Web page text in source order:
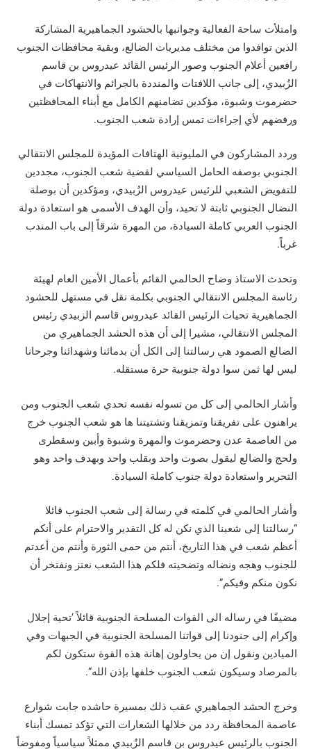
وامتلأت ساحة الفعالية وجوانبها بالحشود الجماهيرية المشاركة
الذين توافدوا من مختلف مديريات الضالع، وبقية محافظات الجنوب
رافعين أعلام الجنوب وصور الرئيس القائد عيدروس بن قاسم
الزُبيدي، إلى جانب اللافتات والمنددة بالجرائم والانتهاكات في
حضرموت وشبوة، مؤكدين تضامنهم الكامل مع أبناء المحافظتين
ورفضهم لأي إجراءات تمس إرادة شعب الجنوب.
وردد المشاركون في المليونية الهتافات المؤيدة للمجلس الانتقالي
الجنوبي بوصفه الحامل السياسي لقضية شعب الجنوب، مجددين
للتفويض الشعبي للرئيس عيدروس الزُبيدي، ومؤكدين أن بوصلة
النضال الجنوبي ثابتة لا تحيد، وأن الهدف الأسمى هو استعادة دولة
الجنوب العربي كاملة السيادة، من المهرة شرقاً إلى باب المندب
غرباً.
وتحدث الاستاذ وضاح الحالمي القائم بأعمال الأمين العام لهيئة
رئاسة المجلس الانتقالي الجنوبي بكلمة نقل في مستهل للحشود
الجماهيرية تحيات الرئيس القائد عيدروس قاسم الزبيدي رئيس
المجلس الانتقالي، مشيرا إلى أن هذه الحشد الجماهيري من
الضالع الصمود هي رسالتنا إلى الكل أن بدمائنا وشهدائنا وجرحانا
ليس لها ثمن سوا دولة جنوبية حرة مستقله.
وأشار الحالمي إلى كل من تسوله نفسه تحدي شعب الجنوب ومن
يراهنون على تفريقنا وتمزيقنا وتشتيتنا ها هو شعب الجنوب خرج
من العاصمة عدن وحضرموت والمهرة وشبوة وأبين وسقطرى
ولحج والضالع ليقول بصوت واحد وبقلب واحد وبهدف واحد وهو
التحرير واستعادة دولة جنوب كاملة السيادة.
وأشار الحالمي في كلمته في رسالة إلى شعب الجنوب قائلا
“رسالتنا إلى شعبنا الذي نكن له كل التقدير والاحترام على أنكم
أعظم شعب في هذا التاريخ، أنتم من حمى الثورة وأنتم من أعدتم
للجنوب وهجه ونضاله وتضحيته فلكم هذا الشعب نعتز ونفتخر أن
نكون منكم وفيكم”.
مضيفًا في رساله الى القوات المسلحة الجنوبية قائلاً ‘تحية إجلال
وإكرام إلى جنودنا إلى قواتنا المسلحة الجنوبية في الجبهات وفي
الميادين ونقول إن من يحاولون إهانة هذه القوة ستكون لكم
بالمرصاد وسيكون شعب الجنوب خلفها بإذن الله”.
وخرج الحشد الجماهيري عقب ذلك بمسيرة حاشده جابت شوارع
عاصمة المحافظة ردد من خلالها الشعارات التي تؤكد تمسك أبناء
الجنوب بالرئيس عيدروس بن قاسم الزُبيدي ممثلاً سياسياً ومفوضاً